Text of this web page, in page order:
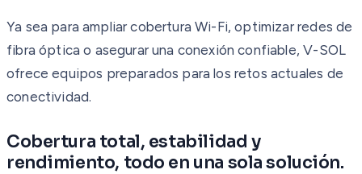
Ya sea para ampliar cobertura Wi-Fi, optimizar redes de
fibra óptica o asegurar una conexión confiable, V-SOL
ofrece equipos preparados para los retos actuales de
conectividad.
Cobertura total, estabilidad y
rendimiento, todo en una sola solución.